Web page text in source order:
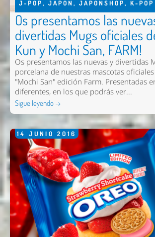
J-POP, JAPON , JAPONSHOP, K-POP
Os presentamos las
divertidas Mugs oficiales
Kun y Mochi San, FARM!
Os presentamos las nuevas y divertidas
porcelana de nuestras mascotas
"Mochi San" edición Farm. Presentadas
diferentes, en los que podrás ver...
Sigue leyendo →
14 JUNIO 2016